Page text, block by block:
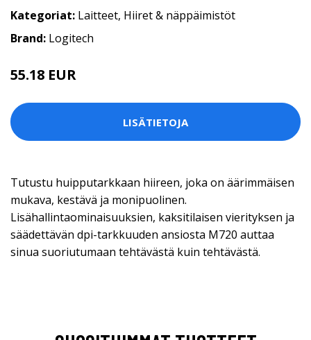
Kategoriat: Laitteet, Hiiret & näppäimistöt
Brand: Logitech
55.18 EUR
LISÄTIETOJA
Tutustu huipputarkkaan hiireen, joka on äärimmäisen
mukava, kestävä ja monipuolinen.
Lisähallintaominaisuuksien, kaksitilaisen vierityksen ja
säädettävän dpi-tarkkuuden ansiosta M720 auttaa
sinua suoriutumaan tehtävästä kuin tehtävästä.